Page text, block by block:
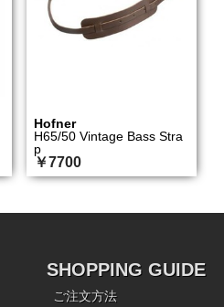
Hofner
H65/50 Vintage Bass Stra
p
￥7700
SHOPPING GUIDE
ご注文方法